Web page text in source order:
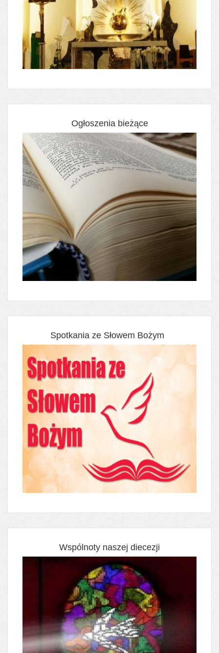
Ogłoszenia bieżące
Spotkania ze Słowem Bożym
Wspólnoty naszej diecezji